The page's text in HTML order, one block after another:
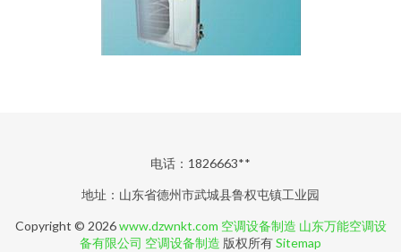
电话：1826663**
地址：山东省德州市武城县鲁权屯镇工业园
Copyright © 2026www.dzwnkt.com 空调设备制造 山东万能空调设
备有限公司 空调设备制造 版权所有Sitemap